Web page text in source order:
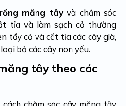
măng tâyvà chăm sóc
tỉa và làm sạch cỏ thường
tẩy cỏ và cắt tỉa các cây già,
bỏ các cây non yếu.
tây theo các